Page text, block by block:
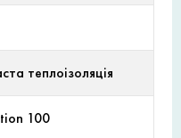
теплоізоляція
100